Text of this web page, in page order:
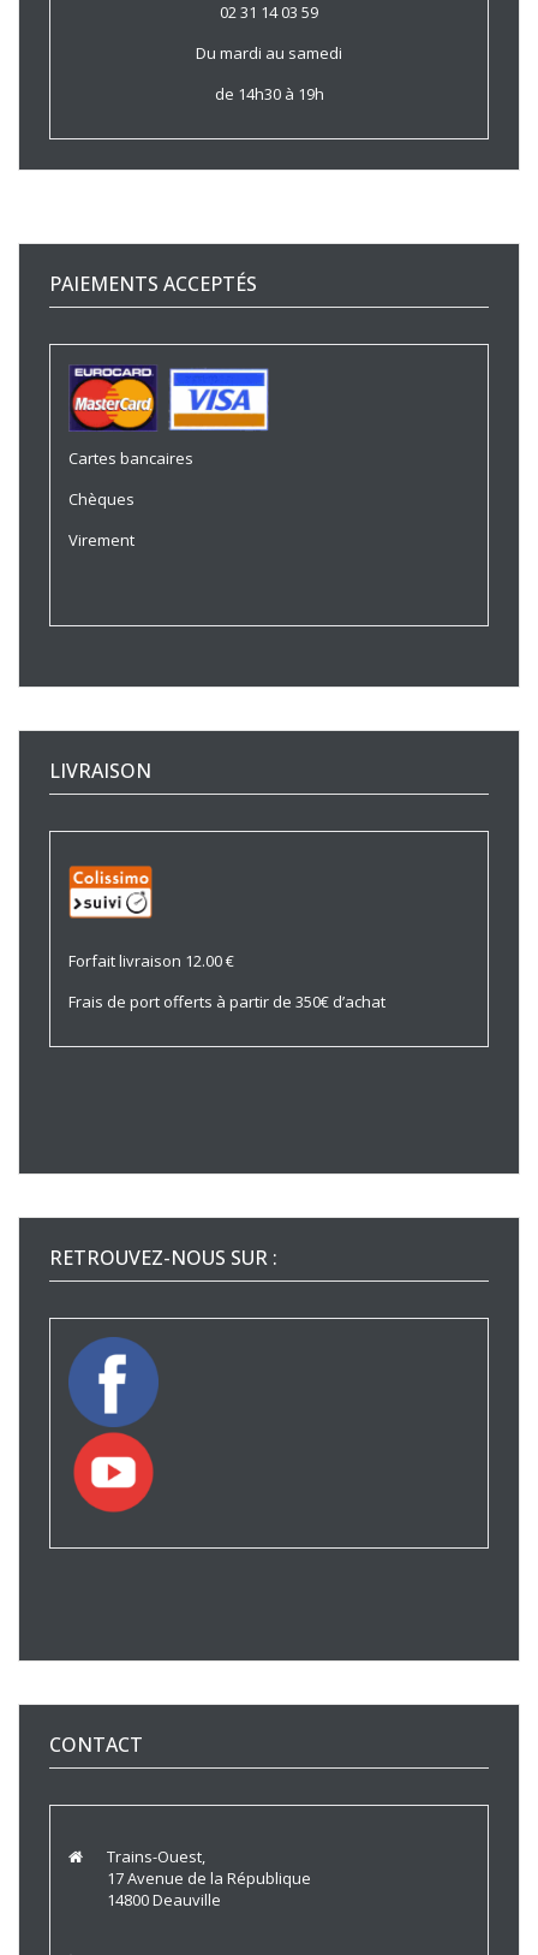
02 31 14 03 59
Du mardi au samedi
de 14h30 à 19h
PAIEMENTS ACCEPTÉS
Cartes bancaires
Chèques
Virement
LIVRAISON
Forfait livraison 12.00 €
Frais de port offerts à partir de 350€ d’achat
RETROUVEZ-NOUS SUR :
CONTACT
Trains-Ouest,
17 Avenue de la République
14800 Deauville